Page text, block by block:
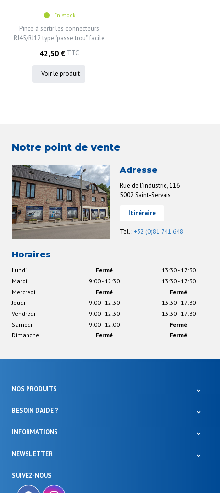
En stock
Pince à sertir les connecteurs
RJ45/RJ12 type "passe trou" facile
42,50 € TTC
Voir le produit
Notre point de vente
Adresse
Rue de l'industrie, 116
5002 Saint-Servais
Itinéraire
Tel. :+32 (0)81 741 648
Horaires
Lundi Fermé
13:30 - 17:30
Mardi
9:00 - 12:30
13:30 - 17:30
Mercredi
Fermé
Fermé
Jeudi
9:00 - 12:30
13:30 - 17:30
Vendredi
9:00 - 12:30
13:30 - 17:30
Samedi
9:00 - 12:00
Fermé
Dimanche
Fermé Fermé
NOS PRODUITS
BESOIN D'AIDE ?
INFORMATIONS
SUIVEZ-NOUS
NEWSLETTER